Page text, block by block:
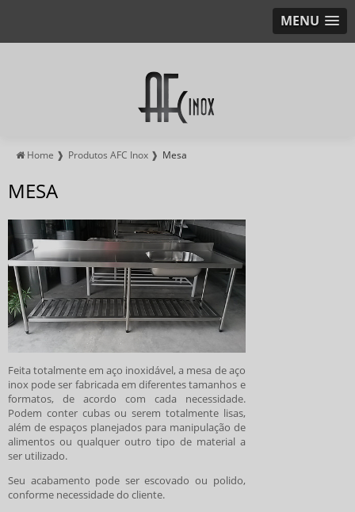
MENU
Home ❱ Produtos AFC Inox ❱ Mesa
MESA
Feita totalmente em aço inoxidável, a mesa de aço
inox pode ser fabricada em diferentes tamanhos e
formatos, de acordo com cada necessidade.
Podem conter cubas ou serem totalmente lisas,
além de espaços planejados para manipulação de
alimentos ou qualquer outro tipo de material a
ser utilizado.
Seu acabamento pode ser escovado ou polido,
conforme necessidade do cliente.